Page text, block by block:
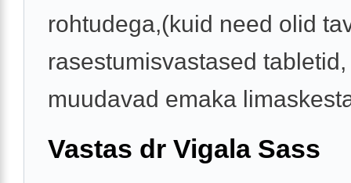
rohtudega,(kuid need olid
rasestumisvastased
muudavad emaka
Vastas dr Vigala Sass